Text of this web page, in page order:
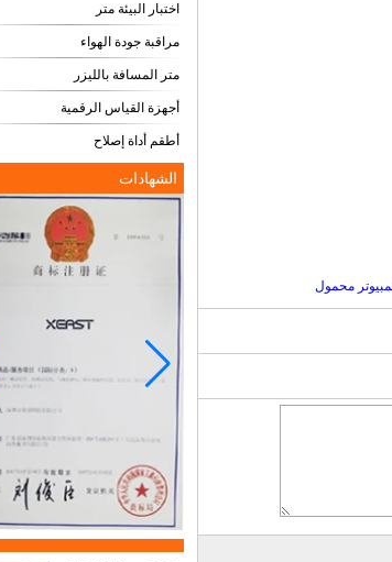
اختبار البيئة متر
مراقبة جودة الهواء
متر المسافة بالليزر
أجهزة القياس الرقمية
أطقم أداة إصلاح
الشهادات